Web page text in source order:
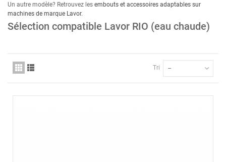
Un autre modèle? Retrouvez les embouts et accessoires adaptables sur
machines de marque Lavor.
Sélection compatible Lavor RIO (eau chaude)
Tri --